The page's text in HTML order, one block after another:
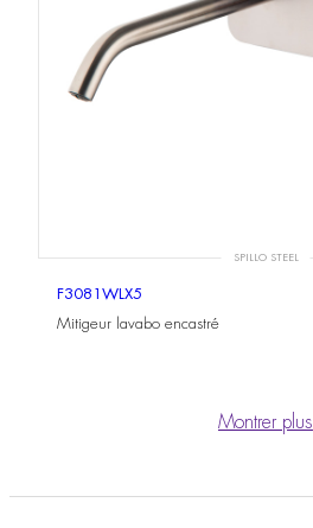
SPILLO STEEL
F3081WLX5
Mitigeur lavabo encastré
Montrer plus